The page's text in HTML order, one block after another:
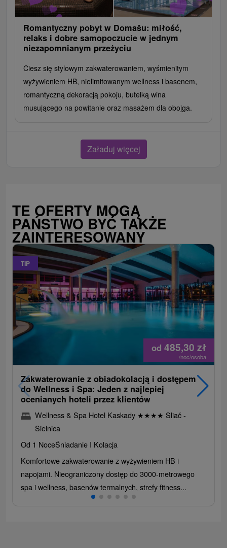
Romantyczny pobyt w Domašu: miłość,
relaks i dobre samopoczucie w jednym
niezapomnianym przeżyciu
Ciesz się stylowym zakwaterowaniem, wyśmienitym
wyżywieniem HB, nielimitowanym wellness i basenem,
romantyczną dekoracją pokoju, butelką wina
musującego na powitanie oraz masażem dla obojga.
Załaduj więcej
TE OFERTY MOGĄ
PAŃSTWO BYĆ TAKŻE
ZAINTERESOWANY
TIP
od 485,30 zł
/noc/osoba
Zakwaterowanie z obiadokolacją i dostępem
do Wellness i Spa: Jeden z najlepiej
ocenianych hoteli przez klientów
Wellness & Spa Hotel Kaskady ★★★★ Sliač -
Sielnica
Od 1 NoceŚniadanie I Kolacja
Komfortowe zakwaterowanie z wyżywieniem HB i
napojami. Nieograniczony dostęp do 3000-metrowego
spa i wellness, basenów termalnych, strefy fitness...